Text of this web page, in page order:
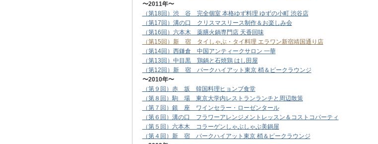
〜2011年〜
（第18回）渋 谷 完全個室 本格ゆず料理 ゆずの小町 渋谷店
（第17回）溝の口 クリスマスリース制作＆お楽しみ会
（第16回）六本木 薬膳火鍋専門店 天香回味
（第15回）新 宿 タイしゃぶ・タイ料理 エラワン新宿靖国通り店
（第14回）西鎌倉 中国アンティークサロン 一華
（第13回）中目黒 鶏鍋と石焼鶏 はし田屋
（第12回）新 宿 パークハイアット東京 梢＆ピークラウンジ
〜2010年〜
（第９回）赤 坂 韓国料理ヒョンブ食堂
（第８回）駒 場 東京大学内レストランランチと周辺散策
（第７回）銀 座 ワインセラー・ローゼンタール
（第６回）溝の口 フラワーアレンジメントレッスン＆コストコパーティ
（第５回）六本木 コラーゲンしゃぶしゃぶ美鍋屋
（第４回）新 宿 パークハイアット東京 梢＆ピークラウンジ